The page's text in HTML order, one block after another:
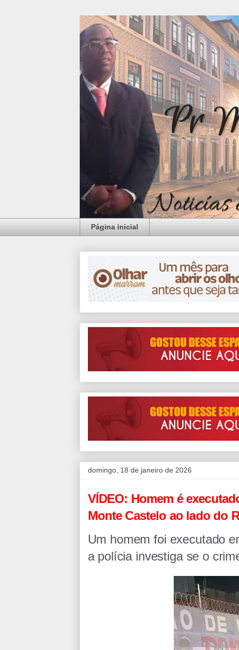
Página inicial
domingo, 18 de janeiro de 2026
VÍDEO: Homem é
Monte Castelo ao lado do
Um homem foi executado
a polícia investiga se o